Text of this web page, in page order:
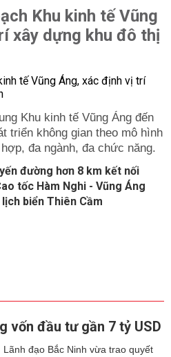
Khu kinh tế Vũng
xây dựng khu đô thị
Khu kinh tế Vũng Áng đến
triển không gian theo mô hình
đa ngành, đa chức năng.
đường hơn 8 km kết nối
tốc Hàm Nghi - Vũng Áng
biển Thiên Cầm
vốn đầu tư gần 7 tỷ USD
Lãnh đạo Bắc Ninh vừa trao quyết